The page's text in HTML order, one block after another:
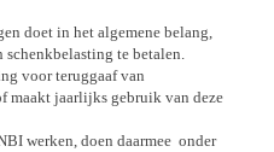
doet in het algemene belang,
schenkbelasting te betalen.
voor teruggaaf van
maakt jaarlijks gebruik van deze
werken, doen daarmee onder